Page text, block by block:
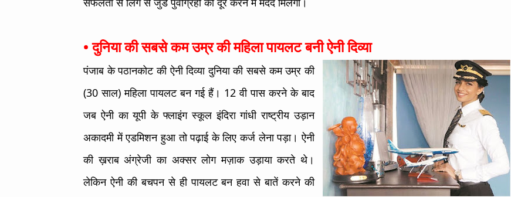
• दुनिया की सबसे कम उम्र की महिला पायलट बनी ऐनी दिव्या
पंजाब के पठानकोट की ऐनी दिव्या दुनिया की सबसे कम उम्र की
(30 साल) महिला पायलट बन गई हैं। 12 वी पास करने के बाद
जब ऐनी का यूपी के फ्लाइंग स्कूल इंदिरा गांधी राष्ट्रीय उड़ान
अकादमी में एडमिशन हुआ तो पढ़ाई के लिए कर्ज लेना पड़ा। ऐनी
की ख़राब अंग्रेजी का अक्सर लोग मज़ाक उड़ाया करते थे।
लेकिन ऐनी की बचपन से ही पायलट बन हवा से बातें करने की